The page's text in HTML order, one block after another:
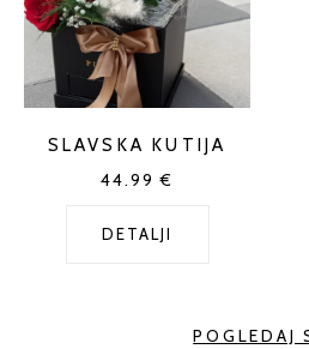
SLAVSKA KUTIJA
44.99 €
DETALJI
POGLEDAJ